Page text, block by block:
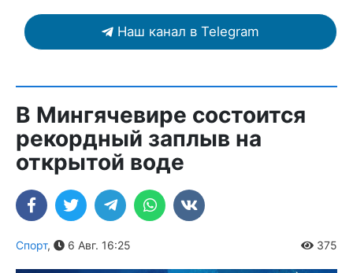
Наш канал в Telegram
В Мингячевире состоится
рекордный заплыв на
открытой воде
Спорт, 6 Авг. 16:25 375